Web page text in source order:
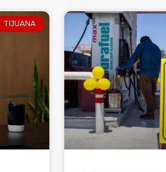
TIJUANA